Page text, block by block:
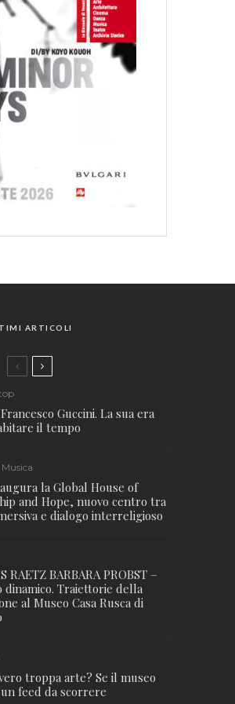
ARTICOLI
Guccini. La sua era
il tempo
Musica
la Global House of
and Hope, nuovo centro tra
e dialogo interreligioso
RAETZ BARBARA PROBST –
dinamico. Traiettorie della
al Museo Casa Rusca di
troppa arte? Se il museo
feed da scorrere